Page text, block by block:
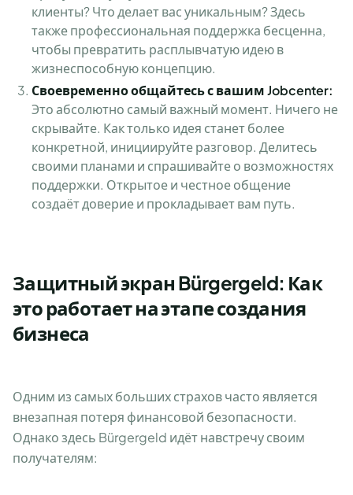
клиенты? Что делает вас уникальным? Здесь
также профессиональная поддержка бесценна,
чтобы превратить расплывчатую идею в
жизнеспособную концепцию.
Своевременно общайтесь с вашим Jobcenter:
Это абсолютно самый важный момент. Ничего не
скрывайте. Как только идея станет более
конкретной, инициируйте разговор. Делитесь
своими планами и спрашивайте о возможностях
поддержки. Открытое и честное общение
создаёт доверие и прокладывает вам путь.
Защитный экран Bürgergeld: Как
это работает на этапе создания
бизнеса
Одним из самых больших страхов часто является
внезапная потеря финансовой безопасности.
Однако здесь Bürgergeld идёт навстречу своим
получателям: